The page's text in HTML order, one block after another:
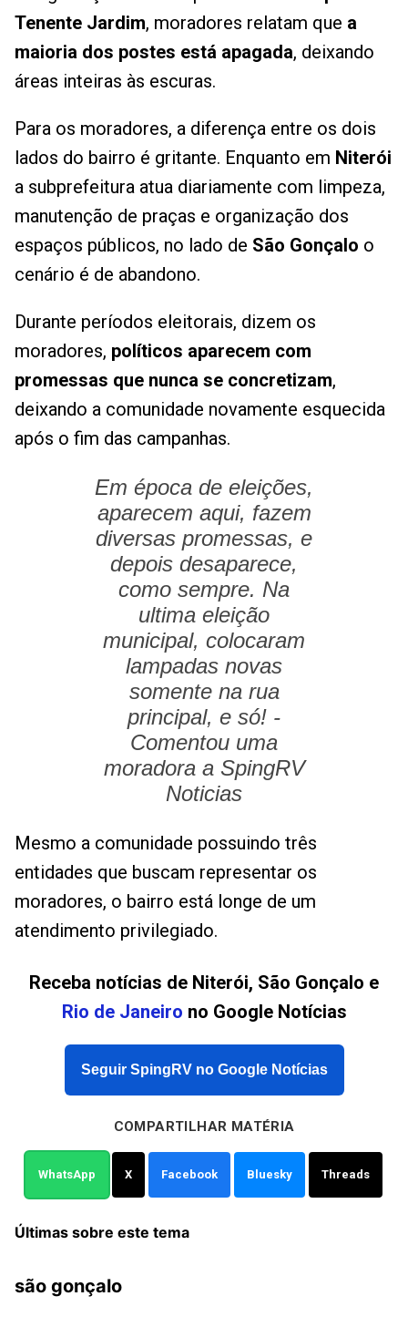
Tenente Jardim, moradores relatam que a
maioria dos postes está apagada, deixando
áreas inteiras às escuras.
Para os moradores, a diferença entre os dois
lados do bairro é gritante. Enquanto em Niterói
a subprefeitura atua diariamente com limpeza,
manutenção de praças e organização dos
espaços públicos, no lado de São Gonçalo o
cenário é de abandono.
Durante períodos eleitorais, dizem os
moradores, políticos aparecem com
promessas que nunca se concretizam,
deixando a comunidade novamente esquecida
após o fim das campanhas.
Em época de eleições,
aparecem aqui, fazem
diversas promessas, e
depois desaparece,
como sempre. Na
ultima eleição
municipal, colocaram
lampadas novas
somente na rua
principal, e só! -
Comentou uma
moradora a SpingRV
Noticias
Mesmo a comunidade possuindo três
entidades que buscam representar os
moradores, o bairro está longe de um
atendimento privilegiado.
Receba notícias de Niterói, São Gonçalo e
Rio de Janeiro no Google Notícias
Seguir SpingRV no Google Notícias
COMPARTILHAR MATÉRIA
WhatsApp X Facebook Bluesky Threads
Últimas sobre este tema
são gonçalo